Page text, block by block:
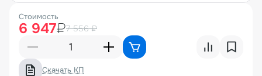
Стоимость
6 947₽7 556 ₽
Скачать КП